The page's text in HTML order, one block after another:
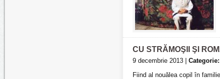
CU STRĂMOŞII ŞI
9 decembrie 2013 | Categorie:
Fiind al nouălea copil în